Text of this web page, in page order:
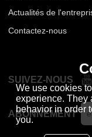
Actualités de
Contactez-nous
SUIVEZ-NOUS
ABONNEMENT
We use cookies
experience. They
behavior in order
you.